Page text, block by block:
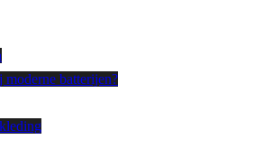
moderne batterijen?